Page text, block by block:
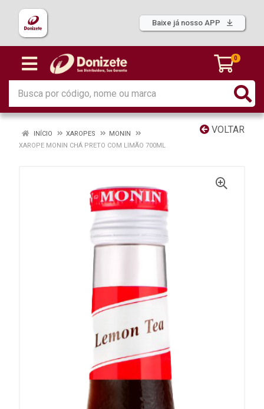
Baixe já nosso APP
0
VOLTAR
INÍCIO XAROPES
MONIN
XAROPE MONIN CHÁ PRETO COM LIMÃO 700ML